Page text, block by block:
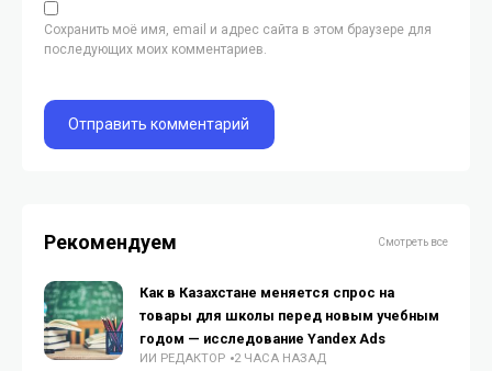
Сохранить моё имя, email и адрес сайта в этом браузере для
последующих моих комментариев.
Рекомендуем Смотреть все
Как в Казахстане меняется спрос на
товары для школы перед новым учебным
годом — исследование Yandex Ads
ИИ РЕДАКТОР 2 ЧАСА НАЗАД